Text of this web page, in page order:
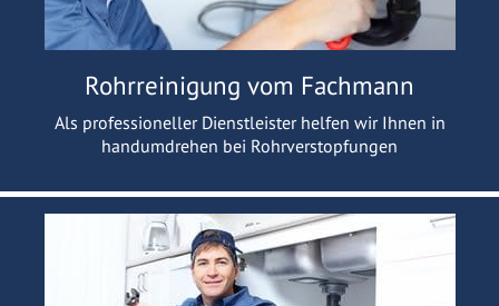
Rohrreinigung vom Fachmann
Als professioneller Dienstleister helfen wir Ihnen in
handumdrehen bei Rohrverstopfungen